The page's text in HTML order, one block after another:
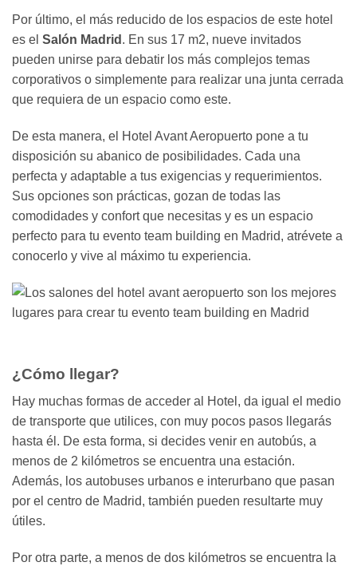
Por último, el más reducido de los espacios de este hotel
es el Salón Madrid . En sus 17 m2, nueve invitados
pueden unirse para debatir los más complejos temas
corporativos o simplemente para realizar una junta cerrada
que requiera de un espacio como este.
De esta manera, el Hotel Avant Aeropuerto pone a tu
disposición su abanico de posibilidades. Cada una
perfecta y adaptable a tus exigencias y requerimientos.
Sus opciones son prácticas, gozan de todas las
comodidades y confort que necesitas y es un espacio
perfecto para tu evento team building en Madrid, atrévete a
conocerlo y vive al máximo tu experiencia.
¿Cómo llegar?
Hay muchas formas de acceder al Hotel, da igual el medio
de transporte que utilices, con muy pocos pasos llegarás
hasta él. De esta forma, si decides venir en autobús, a
menos de 2 kilómetros se encuentra una estación.
Además, los autobuses urbanos e interurbano que pasan
por el centro de Madrid, también pueden resultarte muy
útiles.
Por otra parte, a menos de dos kilómetros se encuentra la